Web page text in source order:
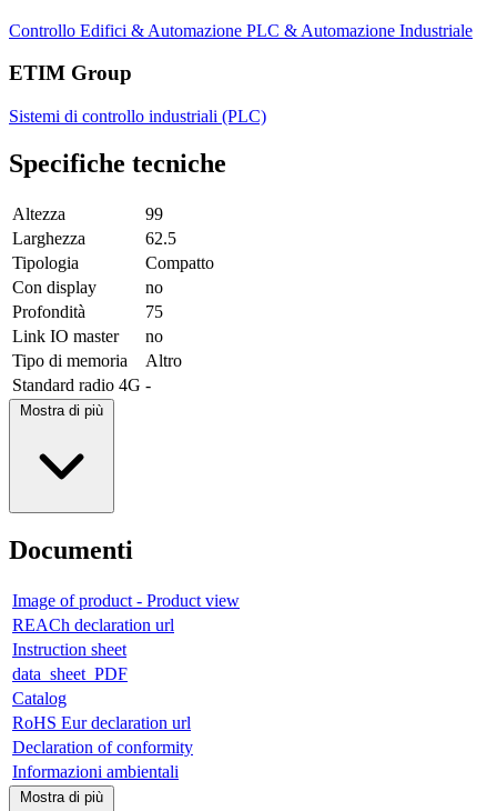
Controllo Edifici & Automazione PLC & Automazione Industriale
ETIM Group
Sistemi di controllo industriali (PLC)
Specifiche tecniche
Altezza
99
Larghezza
62.5
Tipologia
Compatto
Con display
no
Profondità
75
Link IO master
no
Tipo di memoria
Altro
Standard radio 4G -
Mostra di più
Documenti
Image of product - Product view
REACh declaration url
Instruction sheet
data_sheet_PDF
Catalog
RoHS Eur declaration url
Declaration of conformity
Informazioni ambientali
Mostra di più